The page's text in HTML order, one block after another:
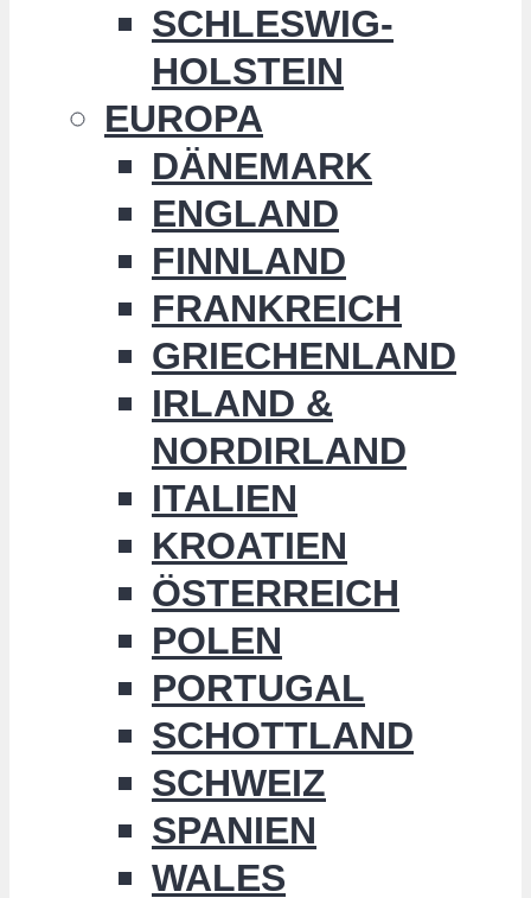
SCHLESWIG-
HOLSTEIN
EUROPA
DÄNEMARK
ENGLAND
FINNLAND
FRANKREICH
GRIECHENLAND
IRLAND &
NORDIRLAND
ITALIEN
KROATIEN
ÖSTERREICH
POLEN
PORTUGAL
SCHOTTLAND
SCHWEIZ
SPANIEN
WALES